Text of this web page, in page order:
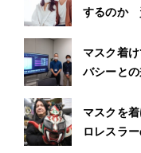
するのか
マスク着
バシーと
マスクを
ロレスラ